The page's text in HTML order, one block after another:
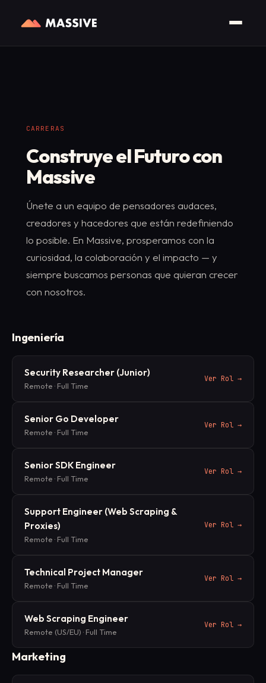
CARRERAS
Construye el Futuro con
Massive
Únete a un equipo de pensadores audaces,
creadores y hacedores que están redefiniendo
lo posible. En Massive, prosperamos con la
curiosidad, la colaboración y el impacto — y
siempre buscamos personas que quieran crecer
con nosotros.
Ingeniería
Security Researcher (Junior)
Remote ·Full Time
Ver Rol →
Senior Go Developer
Remote ·Full Time
Ver Rol →
Senior SDK Engineer
Remote ·Full Time
Ver Rol →
Support Engineer (Web Scraping &
Proxies)
Remote ·Full Time
Ver Rol →
Technical Project Manager
Remote ·Full Time
Ver Rol →
Web Scraping Engineer
Remote (US/EU) ·Full Time
Ver Rol →
Marketing